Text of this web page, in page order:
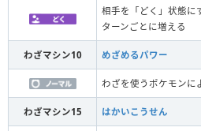
相手を「どく」状態に
ターンごとに増える
わざマシン10 めざめるパワー
わざを使うポケモンに
わざマシン15 はかいこうせん